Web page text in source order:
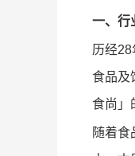
一、行
历经28
食品及
食尚」
随着食